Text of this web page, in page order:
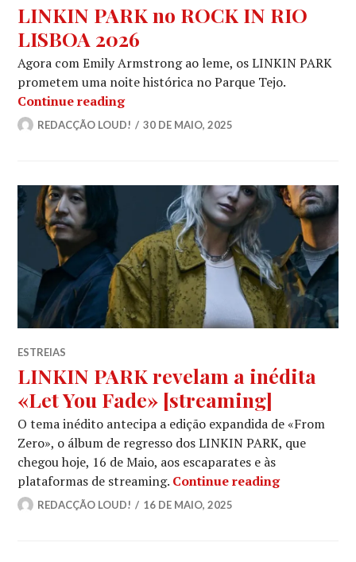
LINKIN PARK no ROCK IN RIO
LISBOA 2026
Agora com Emily Armstrong ao leme, os LINKIN PARK
prometem uma noite histórica no Parque Tejo.
Continue readingLINKIN PARK no ROCK IN RIO
REDACÇÃO LOUD! 30 DE MAIO, 2025
ESTREIAS
LINKIN PARK revelam a inédita
«Let You Fade» [streaming]
O tema inédito antecipa a edição expandida de «From
Zero», o álbum de regresso dos LINKIN PARK, que
chegou hoje, 16 de Maio, aos escaparates e às
plataformas de streaming. Continue readingLINKIN
REDACÇÃO LOUD! 16 DE MAIO, 2025